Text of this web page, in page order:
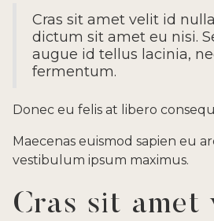
Cras sit amet velit id
dictum sit amet eu nisi.
augue id tellus lacinia,
fermentum.
Donec eu felis at libero
Maecenas euismod sapien eu
vestibulum ipsum maximus.
Cras sit